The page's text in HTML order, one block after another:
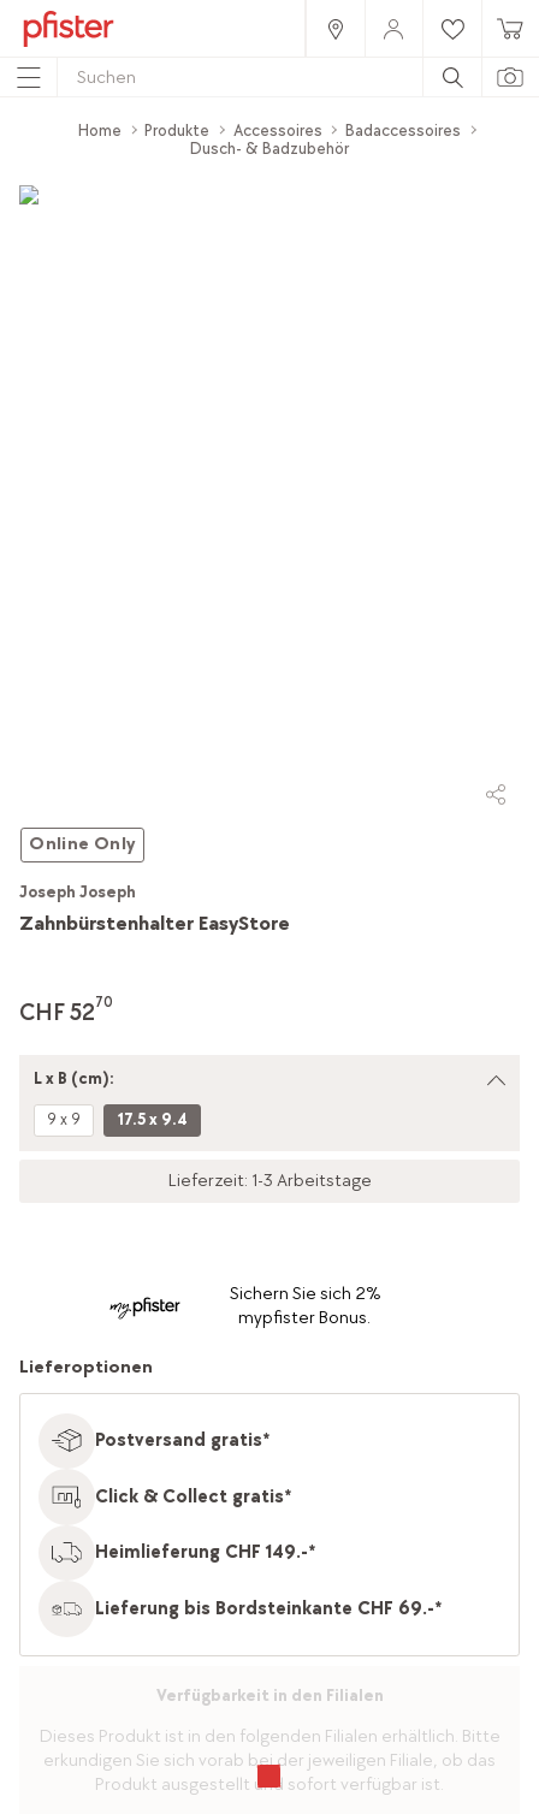
Home Produkte Accessoires
Badaccessoires
Dusch- & Badzubehör
Online Only
Zahnbürstenhalter EasyStore
Joseph Joseph
CHF 5270
L x B (cm):
9 x 9 17.5 x 9.4
Lieferzeit: 1-3 Arbeitstage
Sichern Sie sich 2%
mypfister Bonus.
Lieferoptionen
Postversand gratis*
Click & Collect gratis*
Heimlieferung CHF 149.-*
Lieferung bis Bordsteinkante CHF 69.-*
Verfügbarkeit in den Filialen
Dieses Produkt ist in den folgenden Filialen erhältlich. Bitte
erkundigen Sie sich vorab bei der jeweiligen Filiale, ob das
Produkt ausgestellt und sofort verfügbar ist.